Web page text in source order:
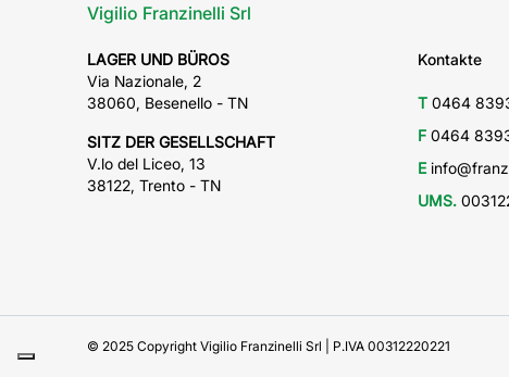
Vigilio Franzinelli Srl
LAGER UND BÜROS
Via Nazionale, 2
38060, Besenello - TN
SITZ DER GESELLSCHAFT
V.lo del Liceo, 13
38122, Trento - TN
Kontakte
T0464
F0464
E
UMS.
© 2025 Copyright Vigilio Franzinelli Srl | P.IVA 00312220221